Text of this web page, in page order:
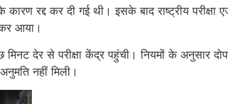
रद्द कर दी गई थी। इसके बाद राष्ट्रीय परीक्षा
आया।
मिनट देर से परीक्षा केंद्र पहुंची। नियमों के
नहीं मिली।